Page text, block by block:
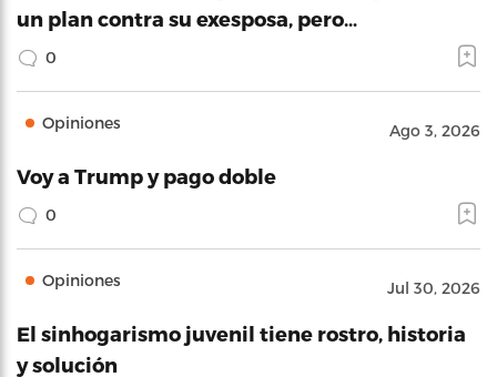
un plan contra su exesposa, pero…
0
Opiniones Ago 3, 2026
Voy a Trump y pago doble
0
Opiniones Jul 30, 2026
El sinhogarismo juvenil tiene rostro, historia
y solución